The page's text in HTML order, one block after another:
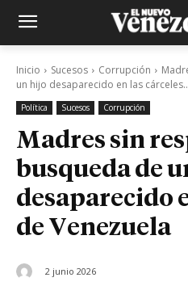
Inicio Sucesos Corrupción
un hijo desaparecido en las
Política Sucesos Corrupción
Madres sin
busqueda de
desaparecido
de Venezuela
2 junio 2026